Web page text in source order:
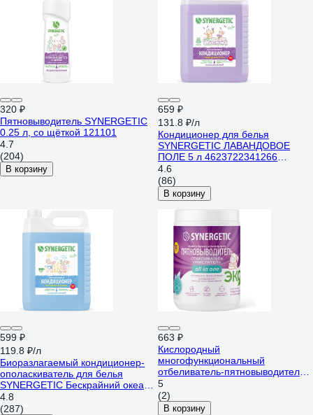
320 ₽
Пятновыводитель SYNERGETIC
0.25 л, со щёткой 121101
4.7
(204)
В корзину
659 ₽
131.8 ₽/л
Кондиционер для белья
SYNERGETIC ЛАВАНДОВОЕ
ПОЛЕ 5 л 4623722341266
110504
4.6
(86)
В корзину
599 ₽
119.8 ₽/л
Биоразлагаемый кондиционер-
ополаскиватель для белья
SYNERGETIC Бескрайний океан
5 л 110460
4.8
(287)
663 ₽
Кислородный
многофункциональный
отбеливатель-пятновыводитель
для тканей и поверхностей
SYNERGETIC 900 г 121103
5
(2)
В корзину